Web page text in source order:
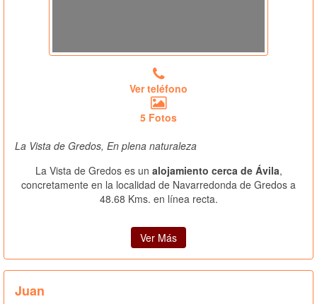
Ver teléfono
5 Fotos
La Vista de Gredos, En plena naturaleza
La Vista de Gredos es un alojamiento cerca de Ávila,
concretamente en la localidad de Navarredonda de Gredos a
48.68 Kms. en línea recta.
Ver Más
Juan